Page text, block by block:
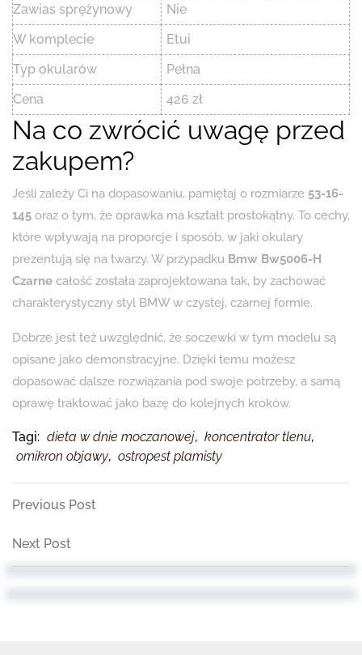
Zawias sprężynowy
Nie
W komplecie
Etui
Typ okularów
Pełna
Cena
426 zł
Na co zwrócić uwagę przed
zakupem?
Jeśli zależy Ci na dopasowaniu, pamiętaj o rozmiarze 53-16-
145 oraz o tym, że oprawka ma kształt prostokątny. To cechy,
które wpływają na proporcje i sposób, w jaki okulary
prezentują się na twarzy. W przypadku Bmw Bw5006-H
Czarne całość została zaprojektowana tak, by zachować
charakterystyczny styl BMW w czystej, czarnej formie.
Dobrze jest też uwzględnić, że soczewki w tym modelu są
opisane jako demonstracyjne. Dzięki temu możesz
dopasować dalsze rozwiązania pod swoje potrzeby, a samą
oprawę traktować jako bazę do kolejnych kroków.
Tagi: dieta w dnie moczanowej, koncentrator tlenu,
omikron objawy, ostropest plamisty
Nawigacja
wpisu
Previous
Previous Post
Next
Next Post